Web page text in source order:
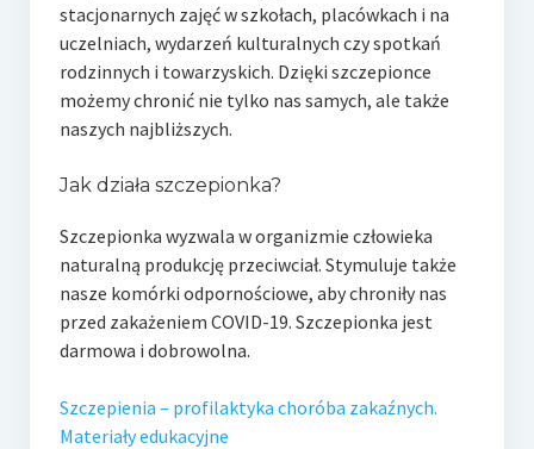
stacjonarnych zajęć w szkołach, placówkach i na
uczelniach, wydarzeń kulturalnych czy spotkań
rodzinnych i towarzyskich. Dzięki szczepionce
możemy chronić nie tylko nas samych, ale także
naszych najbliższych.
Jak działa szczepionka?
Szczepionka wyzwala w organizmie człowieka
naturalną produkcję przeciwciał. Stymuluje także
nasze komórki odpornościowe, aby chroniły nas
przed zakażeniem COVID-19. Szczepionka jest
darmowa i dobrowolna.
Szczepienia – profilaktyka choróba zakaźnych.
Materiały edukacyjne